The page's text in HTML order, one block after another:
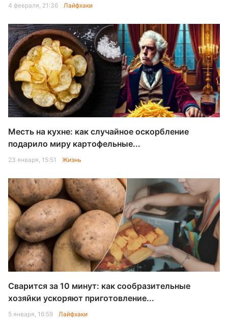
4 февраля, 21:36 Лайфхаки
Месть на кухне: как случайное оскорбление
подарило миру картофельные...
23 января, 15:51 Жизнь
Сварится за 10 минут: как сообразительные
хозяйки ускоряют приготовление...
5 января, 16:59 Лайфхаки